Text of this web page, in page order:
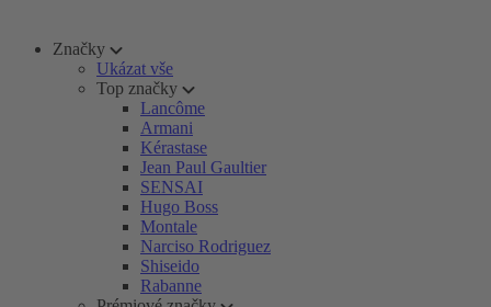
Značky
Ukázat vše
Top značky
Lancôme
Armani
Kérastase
Jean Paul Gaultier
SENSAI
Hugo Boss
Montale
Narciso Rodriguez
Shiseido
Rabanne